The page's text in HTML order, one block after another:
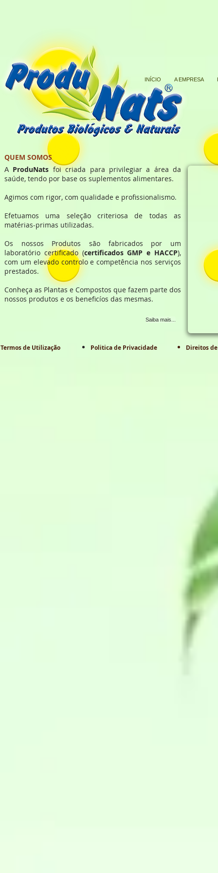
HBP e Tumor
Prostático
(ProtosNat + Graviola + Aloé
Vera)
Efeito benéfico completo
para a saúde da próstata.
Contribui para combater a
inflamação, proteger a
próstata, tratar alterações
tecidulares.
Coadjuvantes na prevenção
A ProduNats foi criada para privilegiar a área da
saúde, tendo por base os suplementos alimentares.
Agimos com rigor, com qualidade e profissionalismo.
Efetuamos uma seleção criteriosa de todas as
matérias-primas utilizadas.
Os nossos Produtos são fabricados por um
laboratório certificado (certificados GMP e HACCP),
com um elevado controlo e competência nos serviços
prestados.
Conheça as Plantas e Compostos que fazem parte dos
nossos produtos e os beneficíos das mesmas.
INÍCIO A EMPRESA
QUEM SOMOS
Saiba mais...
Termos de Utilização Politica de Privacidade Direitos